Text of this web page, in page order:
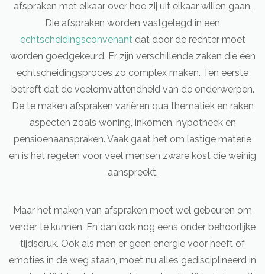
afspraken met elkaar over hoe zij uit elkaar willen gaan.
Die afspraken worden vastgelegd in een
echtscheidingsconvenant dat door de rechter moet
worden goedgekeurd. Er zijn verschillende zaken die een
echtscheidingsproces zo complex maken. Ten eerste
betreft dat de veelomvattendheid van de onderwerpen.
De te maken afspraken variëren qua thematiek en raken
aspecten zoals woning, inkomen, hypotheek en
pensioenaanspraken. Vaak gaat het om lastige materie
en is het regelen voor veel mensen zware kost die weinig
aanspreekt.
Maar het maken van afspraken moet wel gebeuren om
verder te kunnen. En dan ook nog eens onder behoorlijke
tijdsdruk. Ook als men er geen energie voor heeft of
emoties in de weg staan, moet nu alles gedisciplineerd in